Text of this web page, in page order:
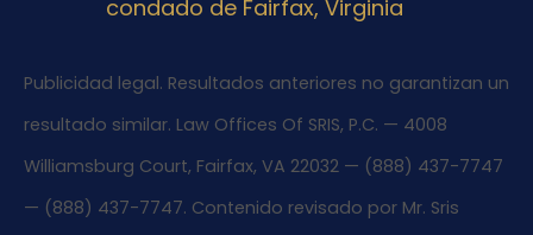
condado de Fairfax, Virginia
Publicidad legal. Resultados anteriores no garantizan un
resultado similar. Law Offices Of SRIS, P.C. — 4008
Williamsburg Court, Fairfax, VA 22032 — (888) 437-7747
— (888) 437-7747. Contenido revisado por Mr. Sris